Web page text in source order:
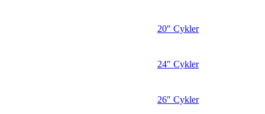
20″ Cykler
24″ Cykler
26″ Cykler